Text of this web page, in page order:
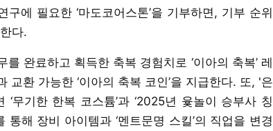
에 필요한 ‘마도코어스톤’을 기부하면, 기부 순위
다.
완료하고 획득한 축복 경험치로 ‘이아의 축복’ 레
환 가능한 ‘이아의 축복 코인’을 지급한다. 또, '은
무기한 한복 코스튬’과 ‘2025년 윷놀이 승부사 칭
해 장비 아이템과 ‘멘트문명 스킬’의 직업을 변경